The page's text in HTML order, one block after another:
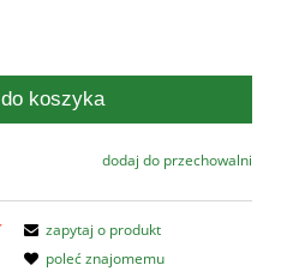
do koszyka
dodaj do przechowalni
zapytaj o produkt
poleć znajomemu